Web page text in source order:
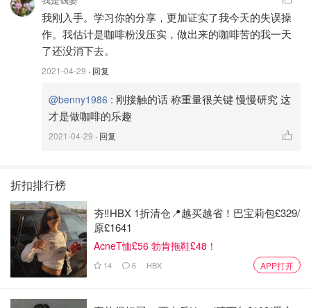
我刚入手。学习你的分享，更加证实了我今天的失误操
作。我估计是咖啡粉没压实，做出来的咖啡苦的我一天
了还没消下去。
2021-04-29 · 回复
@benny1986 : 刚接触的话 称重量很关键 慢慢研究 这
才是做咖啡的乐趣
2021-04-29 · 回复
折扣排行榜
夯‼️HBX 1折清仓📍越买越省！巴宝莉包£329/
原£1641
AcneT恤£56 勃肯拖鞋£48！
14 6 HBX APP打开